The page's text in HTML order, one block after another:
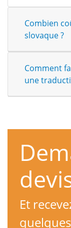
Combien
slovaque ?
Comment
une
Et